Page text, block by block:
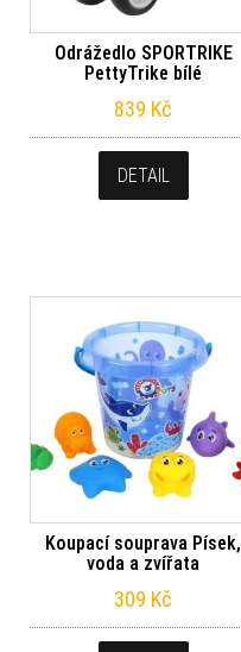
Odrážedlo SPORTRIKE
PettyTrike bílé
839 Kč
DETAIL
Koupací souprava Písek,
voda a zvířata
309 Kč